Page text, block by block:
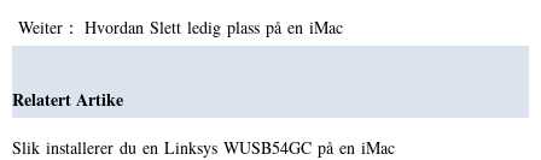
Weiter： Hvordan Slett ledig plass på en iMac
Relatert Artike
Slik installerer du en Linksys WUSB54GC på en iMac